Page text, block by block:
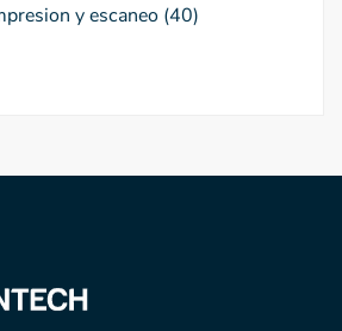
y escaneo (40)